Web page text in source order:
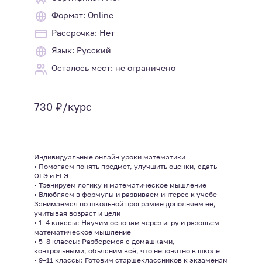
Формат: Online
Рассрочка: Нет
Язык: Русский
Осталось мест: не ограничено
730 ₽/курс
Индивидуальные онлайн уроки математики
• Помогаем понять предмет, улучшить оценки, сдать
ОГЭ и ЕГЭ
• Тренируем логику и математическое мышление
• Влюбляем в формулы и развиваем интерес к учебе
Занимаемся по школьной программе дополняем ее,
учитывая возраст и цели
• 1–4 классы: Научим основам через игру и разовьем
математическое мышление
• 5–8 классы: Разберемся с домашками,
контрольными, объясним всё, что непонятно в школе
• 9–11 классы: Готовим старшеклассников к экзаменам